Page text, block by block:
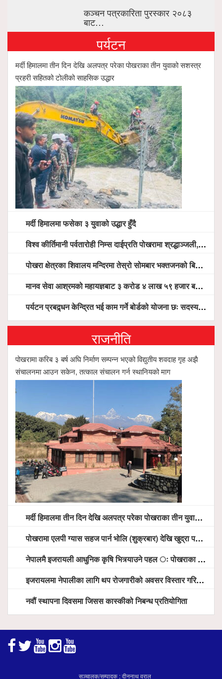
कञ्चन पत्रकारिता पुरस्कार २०८३
बाट…
पर्यटन
मर्दी हिमालमा तीन दिन देखि अलपत्र परेका पोखराका तीन युवाको सशस्त्र
प्रहरी सहितको टोलीको साहसिक उद्धार
मर्दी हिमालमा फसेका ३ युवाको उद्धार हुँदै
विश्व कीर्तिमानी पर्वतारोही निम्स दाईप्रति पोखरामा श्रद्धाञ्जली, दीप प्रज्वलन गर्दै योगदानको प्रशंसा (भिडियो सहित)
पोखरा क्षेत्रका शिवालय मन्दिरमा तेस्रो सोमबार भक्तजनको बिहानैदेखि घुइँचो
मानव सेवा आश्रमको महायज्ञबाट ३ करोड ४ लाख ५९ हजार बचत, १ करोड ४४ लाख उठ्न बाँकी, विना संचार माध्यम तर प्रचार प्रसारमै भयो १९ लाख खर्च !
पर्यटन प्रबद्र्धन केन्द्रित भई काम गर्ने बोर्डको योजना छः सदस्य पोखरेल, चलिय पोखरालाई थप प्रभावकारी बनाउन होटल संघको माग
राजनीति
पोखरामा करिब ३ बर्ष अघि निर्माण सम्पन्न भएको विद्युतीय शवदाह गृह अझै
संचालनमा आउन सकेन, तत्काल संचालन गर्न स्थानियको माग
मर्दी हिमालमा तीन दिन देखि अलपत्र परेका पोखराका तीन युवाको सशस्त्र प्रहरी सहितको टोलीको साहसिक उद्धार
पोखरामा एलपी ग्यास सहज पार्न भोलि (शुक्रबार) देखि खुद्रा पसलबाटै बिक्रि वितरण हुने, स्टोर नगर्न आग्रह
नेपालमै इजरायली आधुनिक कृषि भित्र्याउने पहल ः पोखराका मेयर धनराज आचार्य र इजरायली राजदूतबीच सहकार्य विस्तारको संकेत
इजरायलमा नेपालीका लागि थप रोजगारीको अवसर विस्तार गरिने ः राजदूत बास
नवौं स्थापना दिवसमा जिसस कास्कीको निबन्ध प्रतियोगिता
सञ्चालक/सम्पादक : दीननाथ वराल